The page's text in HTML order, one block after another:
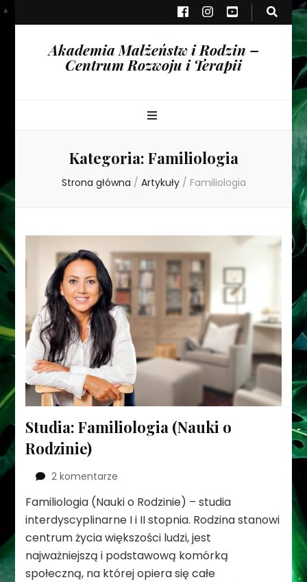
Akademia Małżeństw i Rodzin –
Centrum Rozwoju i Terapii
Kategoria: Familiologia
Strona główna / Artykuły / Familiologia
Studia: Familiologia (Nauki o
Rodzinie)
2 komentarze
Familiologia
(Nauki
o
Rodzinie)
Familiologia (Nauki o Rodzinie) – studia
interdyscyplinarne I i II stopnia. Rodzina stanowi
centrum życia większości ludzi, jest
najważniejszą i podstawową komórką
społeczną, na której opiera się całe